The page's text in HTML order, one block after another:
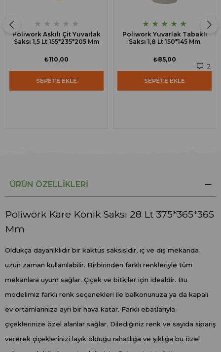
★ ★ ★ ★ ★
Poliwork Askılı Çit Yuvarlak
Saksı 1,5 Lt 155*235*205 Mm
₺110,00
SEPETE EKLE
★ ★ ★ ★ ★
Poliwork Yuvarlak Tabaklı
Saksı 1,8 Lt 150*145 Mm
2
₺85,00
SEPETE EKLE
ÜRÜN ÖZELLIKLERI
Poliwork Kare Konik Saksı 28 Lt 375*365*365
Mm
Oldukça dayanıklıdır bir kaktüs saksısıdır, iç ve dış mekanda
uzun zaman kullanılabilir. Birbirinden farklı renkleriyle tüm
mekanlara uyum sağlar. Çiçek ve bitkiler için idealdir. Bu
modelimiz farklı renk seçenekleri ile balkonunuza ya da kapalı
ev ortamlarınıza ayrı bir hava katar. Farklı ebatlarıyla
çiçeklerinize özel alanlar sağlar. Dilediğiniz renk ve sayıda sipariş
vererek çiçeklerinizi layık olduğu rahatlığa ve şıklığa bu özel